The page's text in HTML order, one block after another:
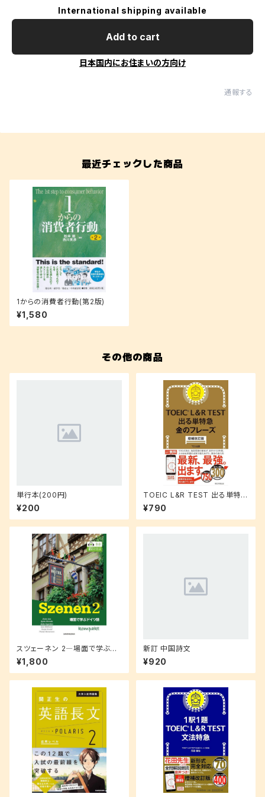
International shipping available
Add to cart
日本国内にお住まいの方向け
通報する
最近チェックした商品
1からの消費者行動(第2版)
¥1,580
その他の商品
単行本(200円)
¥200
TOEIC L&R TEST 出る単特急
金のフレーズ(増補改訂版)
¥790
スツェーネン 2―場面で学ぶド
イツ語 コンパクト
¥1,800
新訂 中国詩文
¥920